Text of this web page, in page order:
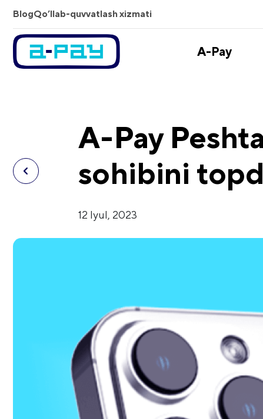
BlogQo’llab-quvvatlash xizmati
A-Pay
A-Pay
sohibini
12 Iyul, 2023